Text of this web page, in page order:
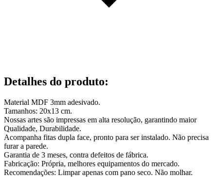
Detalhes do produto:
Material MDF 3mm adesivado.
Tamanhos: 20x13 cm.
Nossas artes são impressas em alta resolução, garantindo maior
Qualidade, Durabilidade.
Acompanha fitas dupla face, pronto para ser instalado. Não precisa
furar a parede.
Garantia de 3 meses, contra defeitos de fábrica.
Fabricação: Própria, melhores equipamentos do mercado.
Recomendações: Limpar apenas com pano seco. Não molhar.